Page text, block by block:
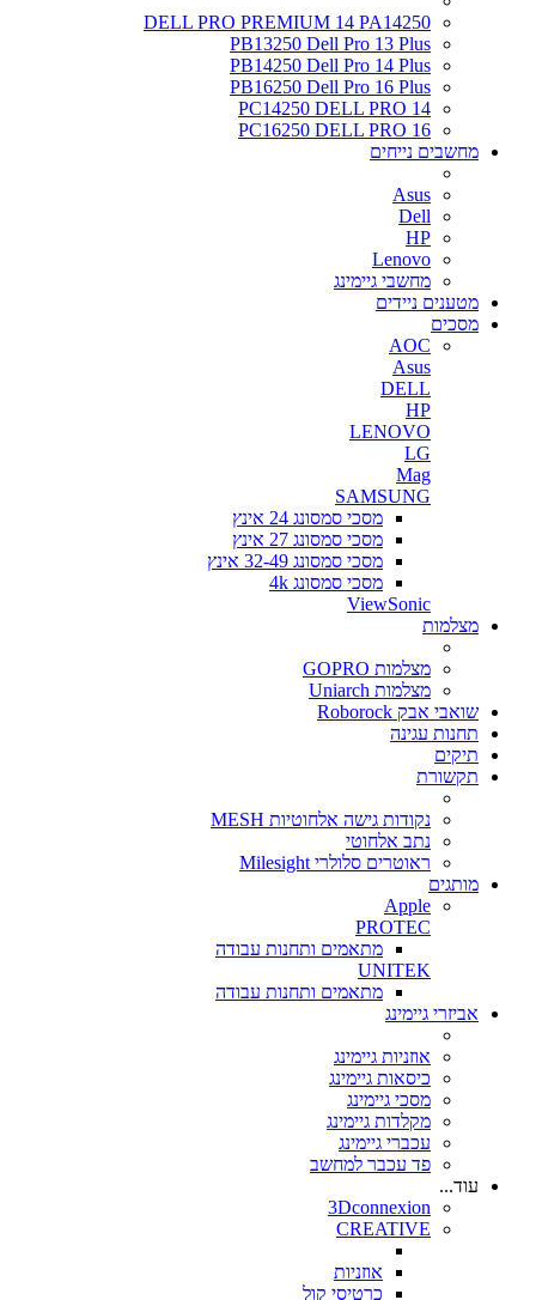
DELL PRO PREMIUM 14 PA14250
PB13250 Dell Pro 13 Plus
PB14250 Dell Pro 14 Plus
PB16250 Dell Pro 16 Plus
PC14250 DELL PRO 14
PC16250 DELL PRO 16
מחשבים נייחים
Asus
Dell
HP
Lenovo
מחשבי גיימינג
מטענים ניידים
מסכים
AOC
Asus
DELL
HP
LENOVO
LG
Mag
SAMSUNG
מסכי סמסונג 24 אינץ
מסכי סמסונג 27 אינץ
מסכי סמסונג 32-49 אינץ
מסכי סמסונג 4k
ViewSonic
מצלמות
מצלמות GOPRO
מצלמות Uniarch
שואבי אבק Roborock
תחנות עגינה
תיקים
תקשורת
נקודות גישה אלחוטיות MESH
נתב אלחוטי
ראוטרים סלולרי Milesight
מותגים
Apple
PROTEC
מתאמים ותחנות עבודה
UNITEK
מתאמים ותחנות עבודה
אביזרי גיימינג
אוזניות גיימינג
כיסאות גיימינג
מסכי גיימינג
מקלדות גיימינג
עכברי גיימינג
פד עכבר למחשב
עוד...
3Dconnexion
CREATIVE
אוזניות
כרטיסי קול